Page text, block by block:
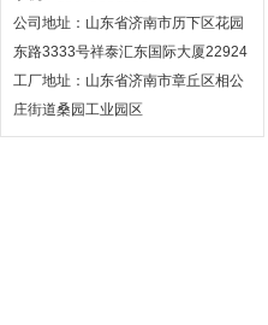
公司地址：山东省济南市历下区花园
东路3333号祥泰汇东国际大厦22924
工厂地址：山东省济南市章丘区相公
庄街道桑园工业园区